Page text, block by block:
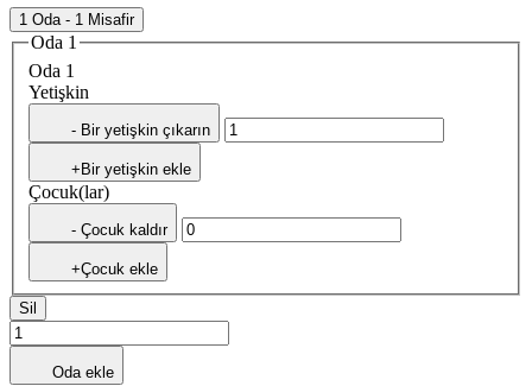
1 Oda - 1 Misafir
Oda 1
Oda 1
Yetişkin
- Bir yetişkin çıkarın
+Bir yetişkin ekle
Çocuk(lar)
- Çocuk kaldır
+Çocuk ekle
Sil
Oda ekle